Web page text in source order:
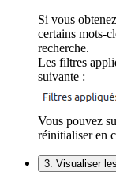
Si vous
certains mots-
recherche.
Les filtres
suivante :
Vous pouvez
réinitialiser en
3. Visualiser